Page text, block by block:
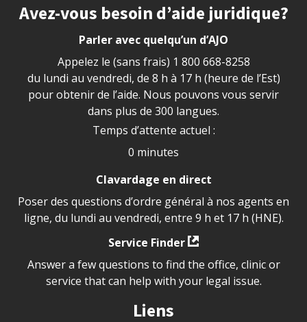
Site footer
Avez-vous besoin d’aide juridique?
Parler avec quelqu’un d’AJO
Appelez le (sans frais) 1 800 668-8258
du lundi au vendredi, de 8 h à 17 h (heure de l’Est)
pour obtenir de l’aide. Nous pouvons vous servir
dans plus de 300 langues.
Temps d’attente actuel :
0 minutes
Clavardage en direct
Poser des questions d’ordre général à nos agents en
ligne, du lundi au vendredi, entre 9 h et 17 h (HNE).
Service Finder
Answer a few questions to find the office, clinic or
service that can help with your legal issue.
Liens